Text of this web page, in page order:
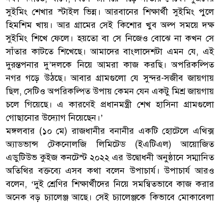
সুইমিং শেখার স্টাইল ভিন্ন। আরবানের শিক্ষার্থী সুইমিং পুলে
হিমশিম খায়। আর গ্রামের সেই কিশোর খুব অল্প সময়ে দক্ষ
সুইমিং শিখে ফেলে। হয়তো বা সে নিজেও বোঝে না কখন সে
সাঁতার কাটতে শিখেছে। আমাদের বাংলাদেশটা এমন যে, এই
দুরন্তপনার দু’দলকে নিয়ে আমরা কাজ করছি। অপরিকল্পিত
নগর গড়ে উঠছে। আবার গ্রামগুলো যে সুন্দর-সজীব জায়গায়
ছিল, সেটিও অপরিকল্পিত উপায় কেমন যেন একটু মিশ্র জায়গায়
চলে গিয়েছে। এ কারণেই প্রধানমন্ত্রী শেখ হাসিনা গ্রামগুলো
গোছানোর উদ্যোগ নিয়েছেন।’
মঙ্গলবার (১০ মে) রাজধানীর বনানীর একটি হোটেলে এথিক্স
অ্যাডভান্স টেকনোলজি লিমিটেড (ইএটিএল) আয়োজিত
এডুটিউভ কুইজ কনটেস্ট ২০২২ এর উদ্বোধনী অনুষ্ঠানে সম্মানিত
অতিথির বক্তব্যে এসব কথা বলেন উপাচার্য। উপাচার্য আরও
বলেন, ‘দুই শ্রেণির শিক্ষার্থীদের নিয়ে সমন্বিতভাবে কাজ করার
অনেক বড় চ্যালেঞ্জ আছে। সেই চ্যালেঞ্জকে কিভাবে মোকাবেলা